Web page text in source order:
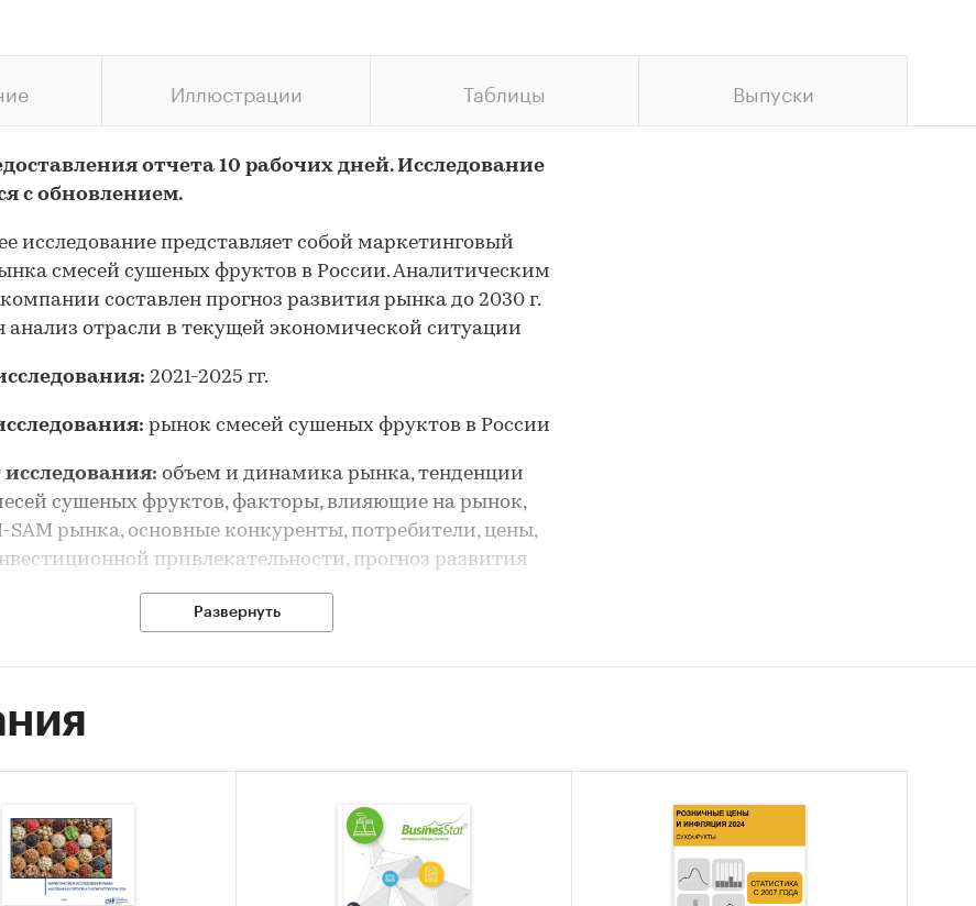
Иллюстрации Таблицы Выпуски
отчета 10 рабочих дней. Исследование
с обновлением.
исследование представляет собой маркетинговый
смесей сушеных фруктов в России. Аналитическим
составлен прогноз развития рынка до 2030 г.
анализ отрасли в текущей экономической ситуации
2021-2025 гг.
рынок смесей сушеных фруктов в России
объем и динамика рынка, тенденции
сушеных фруктов, факторы, влияющие на рынок,
SAM рынка, основные конкуренты, потребители, цены,
привлекательности, прогноз развития
смесей сушеных фруктов выполнен по рынку в
выделения его сегментов или изучения отдельных его
в России
объема и динамики рынка смесей сушеных фруктов
Развернуть